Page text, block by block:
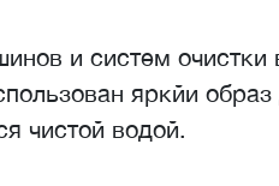
и систем очистки
яркйи
чистой водой.